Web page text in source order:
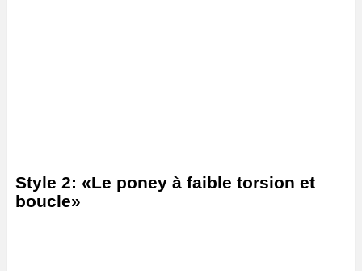
Style 2: «Le poney à faible torsion et
boucle»